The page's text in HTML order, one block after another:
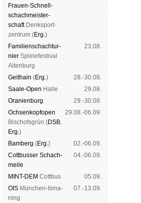
Frauen-Schnell­
schach­meis­ter­
schaftDenk­sport­
zen­trum (Erg.)
Familien­schach­tur­
nier Spiele­fes­ti­val
Al­ten­burg
23.08.
Geit­hain (Erg.)
28.-30.08.
Saale-Open Halle
29.08.
Oranien­burg
29.-30.08.
Och­sen­kopf­open
Bischofs­grün (DSB,
Erg.)
29.08.-06.09.
Bam­berg (Erg.)
02.-06.09.
Cott­busser Schach­
meile
04.-06.09.
MINT-DEM Cott­bus
05.09.
OIS Mün­chen-Is­ma­
ning
07.-13.09.